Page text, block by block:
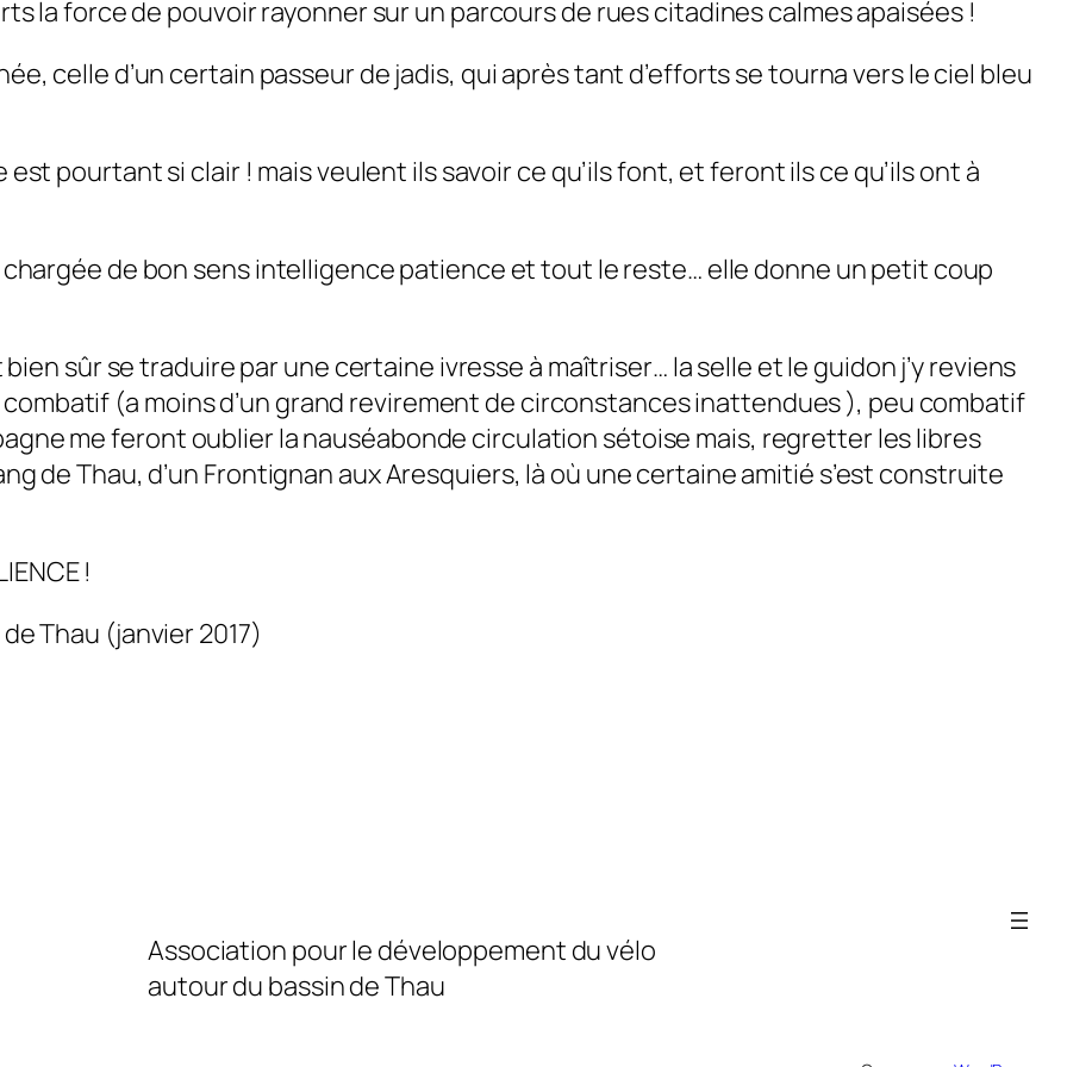
la force de pouvoir rayonner sur un parcours de rues citadines calmes apaisées !
celle d’un certain passeur de jadis, qui après tant d’efforts se tourna vers le ciel bleu
pourtant si clair ! mais veulent ils savoir ce qu’ils font, et feront ils ce qu’ils ont à
chargée de bon sens intelligence patience et tout le reste… elle donne un petit coup
sûr se traduire par une certaine ivresse à maîtriser… la selle et le guidon j’y reviens
combatif (a moins d’un grand revirement de circonstances inattendues ), peu combatif
me feront oublier la nauséabonde circulation sétoise mais, regretter les libres
de Thau, d’un Frontignan aux Aresquiers, là où une certaine amitié s’est construite
!
Thau (janvier 2017)
Association pour le développement du vélo
autour du bassin de Thau